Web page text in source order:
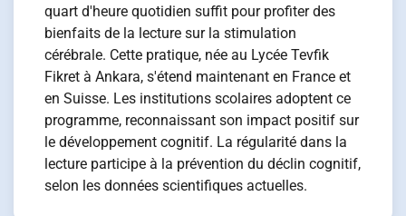
quart d'heure quotidien suffit pour profiter des
bienfaits de la lecture sur la stimulation
cérébrale. Cette pratique, née au Lycée Tevfik
Fikret à Ankara, s'étend maintenant en France et
en Suisse. Les institutions scolaires adoptent ce
programme, reconnaissant son impact positif sur
le développement cognitif. La régularité dans la
lecture participe à la prévention du déclin cognitif,
selon les données scientifiques actuelles.